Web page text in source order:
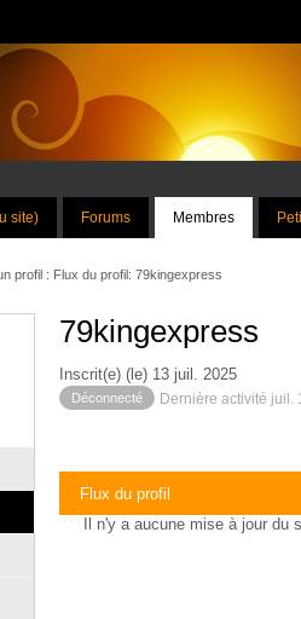
site) Forums Membres
profil : Flux du profil: 79kingexpress
79kingexpress
Inscrit(e) (le) 13 juil. 2025
Déconnecté Dernière activité juil.
Flux du profil
Il n'y a aucune mise à jour du